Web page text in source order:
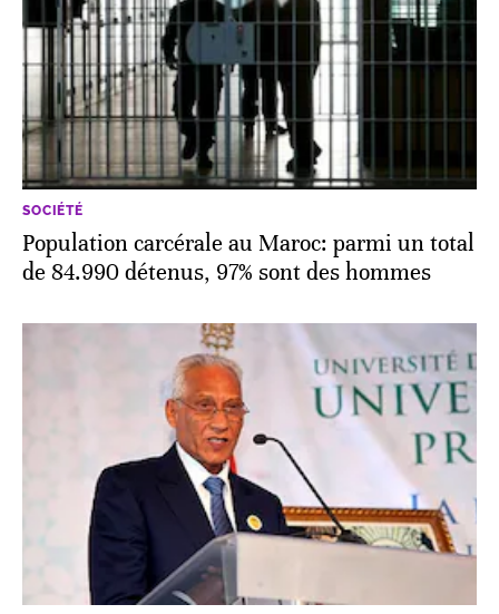
SOCIÉTÉ
Population carcérale au Maroc: parmi un total
de 84.990 détenus, 97% sont des hommes